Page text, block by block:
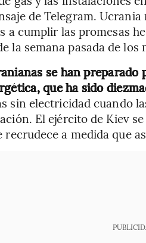
de Telegram.
a cumplir las promesas
la semana pasada de
se han
que ha sido
sin electricidad cuando
El ejército de Kiev
recrudece a medida que